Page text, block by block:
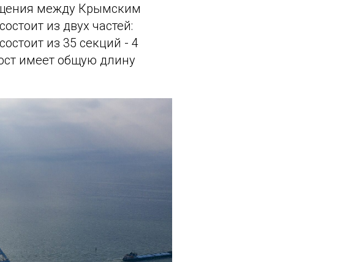
между Крымским
из двух частей:
из 35 секций - 4
имеет общую длину